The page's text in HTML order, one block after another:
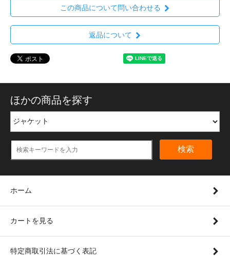
この商品について問い合わせる
返品について
ほかの商品を探す
検索
ホーム
カートを見る
特定商取引法に基づく表記